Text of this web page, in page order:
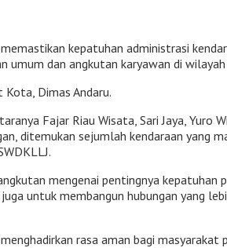
kepatuhan administrasi
dan angkutan karyawan di
Dimas Andaru.
Fajar Riau Wisata, Sari Jaya, Yuro
ditemukan sejumlah kendaraan yang
mengenai pentingnya kepatuhan
untuk membangun hubungan yang
rasa aman bagi masyarakat